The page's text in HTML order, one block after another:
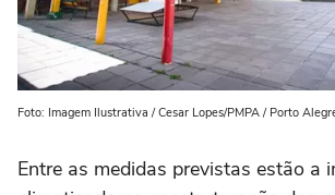
Foto: Imagem Ilustrativa / Cesar Lopes/PMPA / Porto
Entre as medidas previstas estão a